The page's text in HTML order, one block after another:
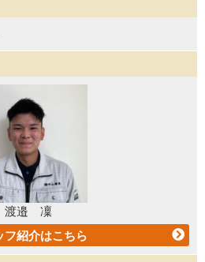
渡邉 凜
フ紹介はこちら